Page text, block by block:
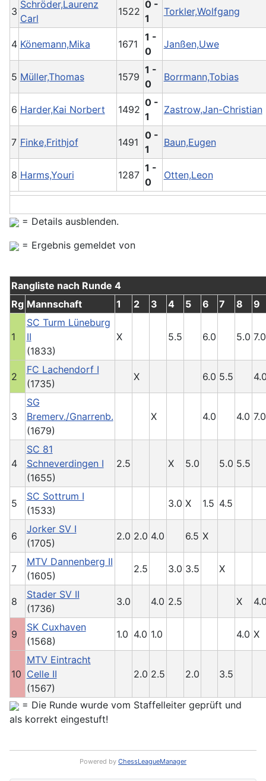
3
Schröder,Laurenz
Carl
1522
0 -
1
Torkler,Wolfgang
4 Könemann,Mika 1671
1 -
0
Janßen,Uwe
5 Müller,Thomas 1579
1 -
0
Borrmann,Tobias
6 Harder,Kai Norbert 1492
0 -
1
Zastrow,Jan-Christian
7 Finke,Frithjof 1491
0 -
1
Baun,Eugen
8 Harms,Youri 1287
1 -
0
Otten,Leon
= Details ausblenden.
= Ergebnis gemeldet von
Rangliste nach Runde 4
Rg Mannschaft 1 2 3 4 5 6 7 8 9
1
SC Turm Lüneburg
II
(1833)
X 5.5 6.0 5.0 7.0
2
FC Lachendorf I
(1735)
X 6.0 5.5
3
SG
Bremerv./Gnarrenb.
(1679)
X 4.0 4.0 7.0
4
SC 81
Schneverdingen I
(1655)
2.5 X 5.0 5.0 5.5
5
SC Sottrum I
(1533)
3.0 X 1.5 4.5
6
Jorker SV I
(1705)
2.0 2.0 4.0 6.5 X
7
MTV Dannenberg II
(1605)
2.5 3.0 3.5 X
8
Stader SV II
(1736)
3.0 4.0 2.5 X
9
SK Cuxhaven
(1568)
1.0 4.0 1.0 4.0 X
10
MTV Eintracht
Celle II
(1567)
2.0 2.5 2.0 3.5
= Die Runde wurde vom Staffelleiter geprüft und
als korrekt eingestuft!
Powered by ChessLeagueManager